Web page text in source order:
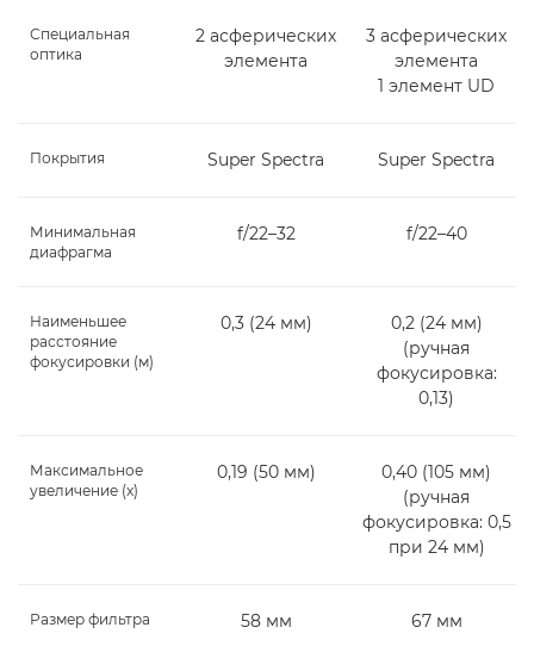
Специальная
оптика
2 асферических
элемента
3 асферических
элемента
1 элемент UD
Покрытия Super Spectra Super Spectra
Минимальная
диафрагма
f/22–32 f/22–40
Наименьшее
расстояние
фокусировки (м)
0,3 (24 мм)
0,2 (24 мм)
(ручная
фокусировка:
0,13)
Максимальное
увеличение (x)
0,19 (50 мм)
0,40 (105 мм)
(ручная
фокусировка: 0,5
при 24 мм)
Размер фильтра 58 мм 67 мм